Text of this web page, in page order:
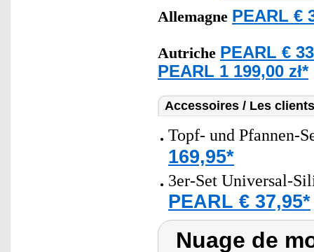
Allemagne PEARL €
Autriche PEARL €
PEARL 1 199,00 zł*
Accessoires / Les
Topf- und Pfannen-
169,95*
3er-Set Universal-
PEARL € 37,95*
Nuage de